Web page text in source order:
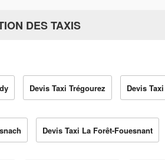
DES TAXIS
Devis Taxi Trégourez Devis
Devis Taxi La Forêt-Fouesnant